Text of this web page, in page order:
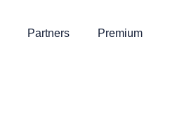
Partners Premium